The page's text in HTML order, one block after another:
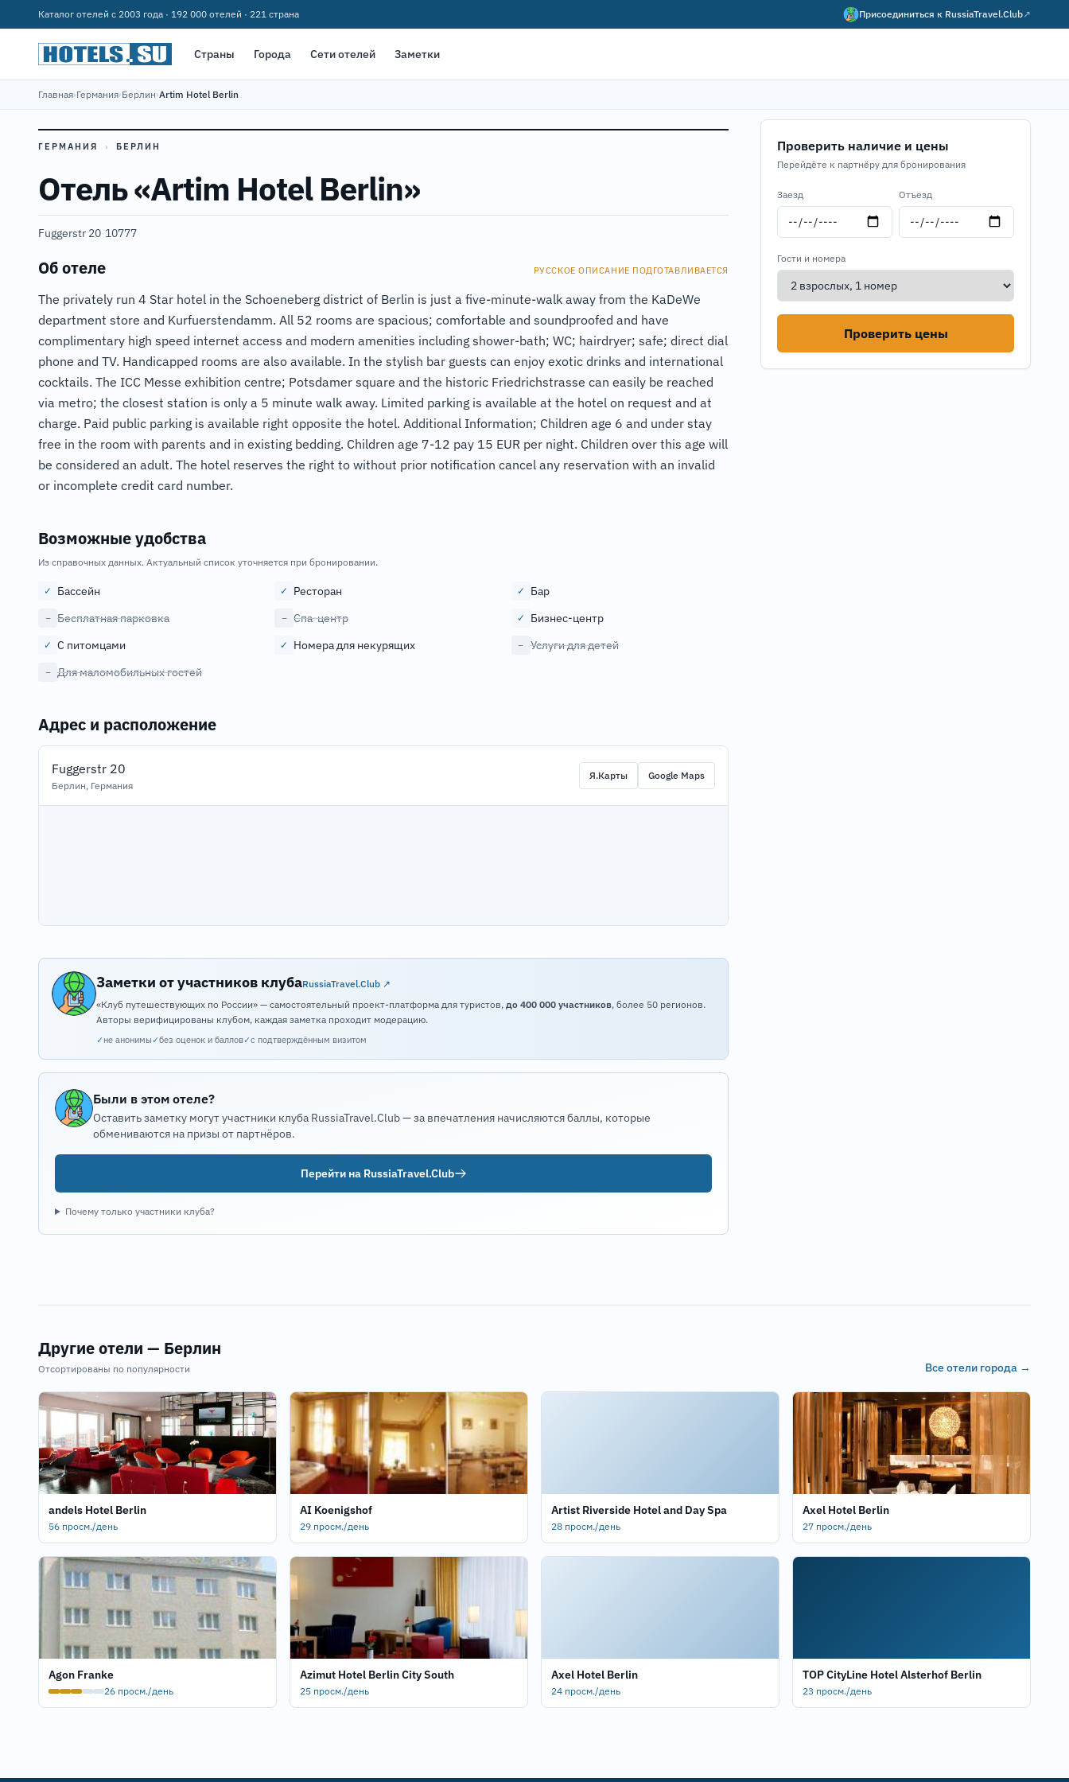
Каталог отелей с 2003 года · 192 000 отелей · 221 страна Присоединиться к RussiaTravel.Club↗
Страны Города Сети отелей Заметки
Главная›Германия›Берлин›Artim Hotel Berlin
ГЕРМАНИЯ › БЕРЛИН
Отель «Artim Hotel Berlin»
Fuggerstr 20·10777
Об отеле РУССКОЕ ОПИСАНИЕ ПОДГОТАВЛИВАЕТСЯ
The privately run 4 Star hotel in the Schoeneberg district of Berlin is just a five-minute-walk away from the KaDeWe
department store and Kurfuerstendamm. All 52 rooms are spacious; comfortable and soundproofed and have
complimentary high speed internet access and modern amenities including shower-bath; WC; hairdryer; safe; direct dial
phone and TV. Handicapped rooms are also available. In the stylish bar guests can enjoy exotic drinks and international
cocktails. The ICC Messe exhibition centre; Potsdamer square and the historic Friedrichstrasse can easily be reached
via metro; the closest station is only a 5 minute walk away. Limited parking is available at the hotel on request and at
charge. Paid public parking is available right opposite the hotel. Additional Information; Children age 6 and under stay
free in the room with parents and in existing bedding. Children age 7-12 pay 15 EUR per night. Children over this age will
be considered an adult. The hotel reserves the right to without prior notification cancel any reservation with an invalid
or incomplete credit card number.
Возможные удобства
Из справочных данных. Актуальный список уточняется при бронировании.
✓ Бассейн ✓ Ресторан ✓ Бар
− Бесплатная парковка − Спа-центр ✓ Бизнес-центр
✓ С питомцами ✓ Номера для некурящих − Услуги для детей
− Для маломобильных гостей
Адрес и расположение
Fuggerstr 20
Берлин, Германия
Я.Карты Google Maps
Заметки от участников клубаRussiaTravel.Club ↗
«Клуб путешествующих по России» — самостоятельный проект-платформа для туристов, до 400 000 участников, более 50 регионов.
Авторы верифицированы клубом, каждая заметка проходит модерацию.
✓не анонимы✓без оценок и баллов✓с подтверждённым визитом
Были в этом отеле?
Оставить заметку могут участники клуба RussiaTravel.Club — за впечатления начисляются баллы, которые
обмениваются на призы от партнёров.
Перейти на RussiaTravel.Club
Почему только участники клуба?
Проверить наличие и цены
Перейдёте к партнёру для бронирования
Заезд Отъезд
Гости и номера
Проверить цены
Другие отели — Берлин
Отсортированы по популярности Все отели города →
andels Hotel Berlin
56 просм./день
AI Koenigshof
29 просм./день
Artist Riverside Hotel and Day Spa
28 просм./день
Axel Hotel Berlin
27 просм./день
Agon Franke
26 просм./день
Azimut Hotel Berlin City South
25 просм./день
Axel Hotel Berlin
24 просм./день
TOP CityLine Hotel Alsterhof Berlin
23 просм./день